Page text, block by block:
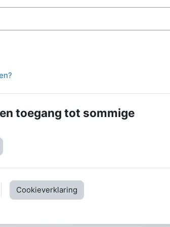
toegang tot sommige
Cookieverklaring